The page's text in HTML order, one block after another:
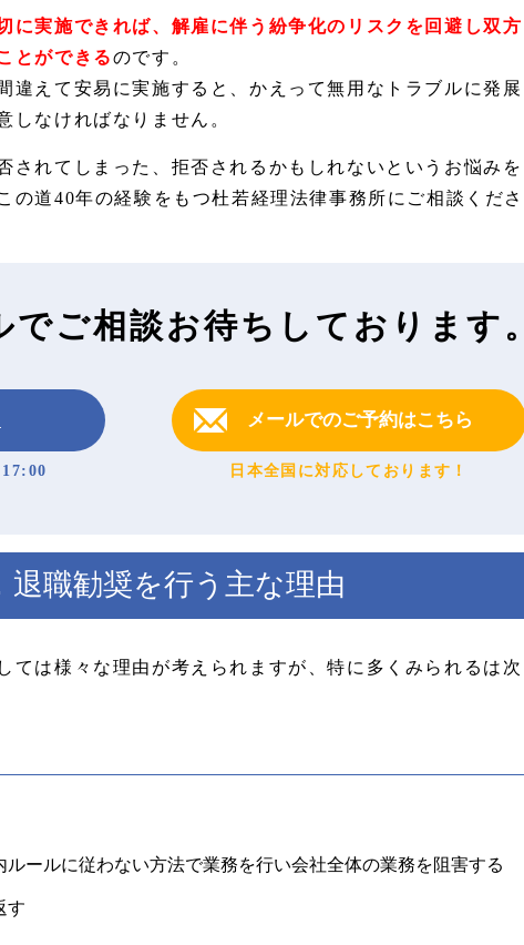
に実施できれば、解雇に伴う紛争化のリスクを回避し双方
とができるのです。
違えて安易に実施すると、かえって無用なトラブルに発展
しなければなりません。
されてしまった、拒否されるかもしれないというお悩みを
の道40年の経験をもつ杜若経理法律事務所にご相談くださ
でご相談お待ちしております。
メールでのご予約はこちら
日本全国に対応しております！
退職勧奨を行う主な理由
ては様々な理由が考えられますが、特に多くみられるは次
ルールに従わない方法で業務を行い会社全体の業務を阻害する
す